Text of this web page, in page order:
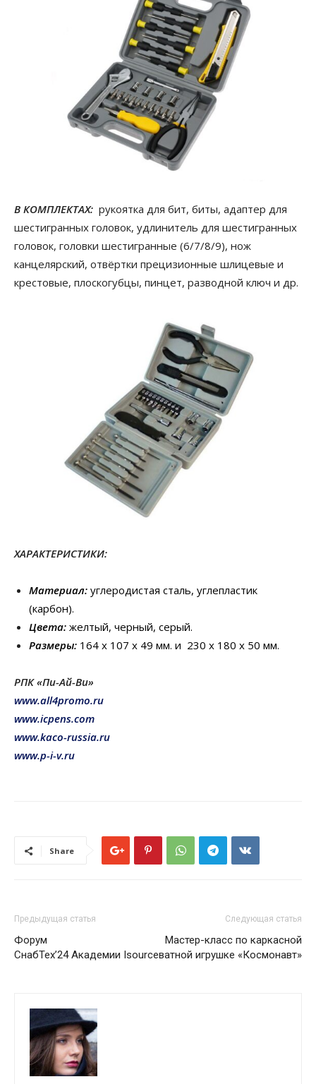
В КОМПЛЕКТАХ: рукоятка для бит, биты, адаптер для
шестигранных головок, удлинитель для шестигранных
головок, головки шестигранные (6/7/8/9), нож
канцелярский, отвёртки прецизионные шлицевые и
крестовые, плоскогубцы, пинцет, разводной ключ и др.
ХАРАКТЕРИСТИКИ:
Материал: углеродистая сталь, углепластик
(карбон).
Цвета: желтый, черный, серый.
Размеры: 164 х 107 х 49 мм. и 230 х 180 х 50 мм.
РПК «Пи-Ай-Ви»
www.all4promo.ru
www.icpens.com
www.kaco-russia.ru
www.p-i-v.ru
Share
Предыдущая статья
Форум
СнабТех’24 Академии Isource
Следующая статья
Мастер-класс по каркасной
ватной игрушке «Космонавт»